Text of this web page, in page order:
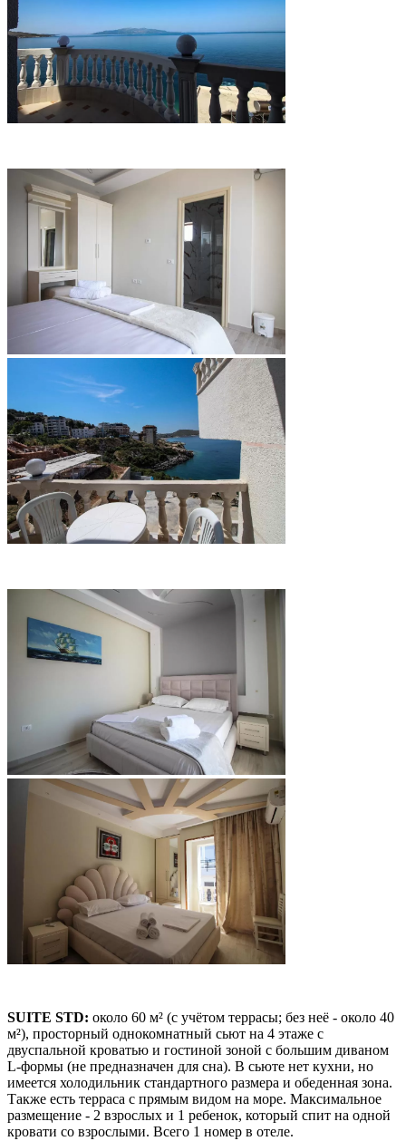
SUITE STD: около 60 м² (с учётом террасы; без неё - около 40
м²), просторный однокомнатный сьют на 4 этаже с
двуспальной кроватью и гостиной зоной с большим диваном
L-формы (не предназначен для сна). В сьюте нет кухни, но
имеется холодильник стандартного размера и обеденная зона.
Также есть терраса с прямым видом на море. Максимальное
размещение - 2 взрослых и 1 ребенок, который спит на одной
кровати со взрослыми. Всего 1 номер в отеле.